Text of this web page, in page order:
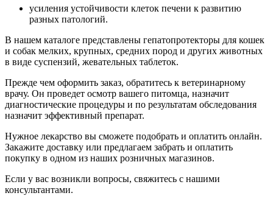
усиления устойчивости клеток печени к развитию
разных патологий.
В нашем каталоге представлены гепатопротекторы для кошек
и собак мелких, крупных, средних пород и других животных
в виде суспензий, жевательных таблеток.
Прежде чем оформить заказ, обратитесь к ветеринарному
врачу. Он проведет осмотр вашего питомца, назначит
диагностические процедуры и по результатам обследования
назначит эффективный препарат.
Нужное лекарство вы сможете подобрать и оплатить онлайн.
Закажите доставку или предлагаем забрать и оплатить
покупку в одном из наших розничных магазинов.
Если у вас возникли вопросы, свяжитесь с нашими
консультантами.